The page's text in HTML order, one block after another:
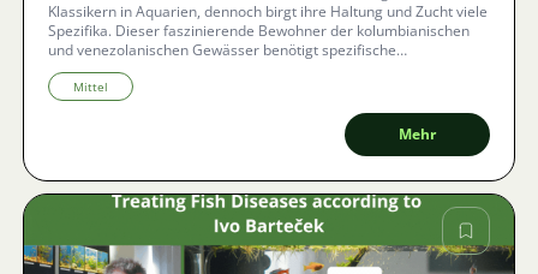
Klassikern in Aquarien, dennoch birgt ihre Haltung und Zucht viele
Spezifika. Dieser faszinierende Bewohner der kolumbianischen
und venezolanischen Gewässer benötigt spezifische
Wasserparameter und einen sensiblen Ansatz zur Schaffung
eines harmonischen Harems. In diesem Artikel werden wir uns
ansehen, wie man den Fischen ein ideales Zuhause schafft,
warum die Qualität der Lebendfütterung der Schlüssel zum Erfolg
ist und wie man häufige Fehler vermeidet, die zu Verwechslungen
Mittel
Mehr